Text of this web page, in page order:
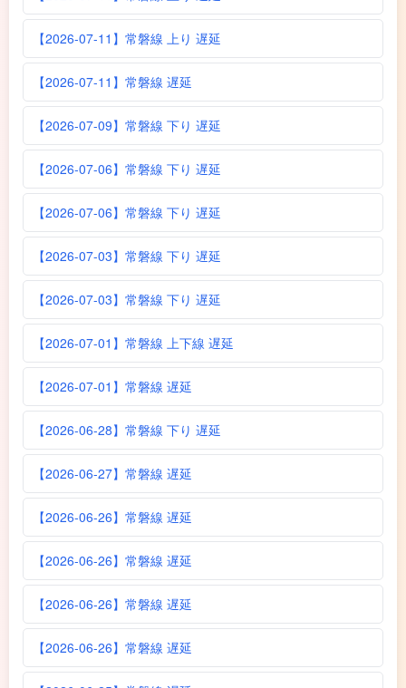
【2026-07-11】常磐線 上り 遅延
【2026-07-11】常磐線 遅延
【2026-07-09】常磐線 下り 遅延
【2026-07-06】常磐線 下り 遅延
【2026-07-06】常磐線 下り 遅延
【2026-07-03】常磐線 下り 遅延
【2026-07-03】常磐線 下り 遅延
【2026-07-01】常磐線 上下線 遅延
【2026-07-01】常磐線 遅延
【2026-06-28】常磐線 下り 遅延
【2026-06-27】常磐線 遅延
【2026-06-26】常磐線 遅延
【2026-06-26】常磐線 遅延
【2026-06-26】常磐線 遅延
【2026-06-26】常磐線 遅延